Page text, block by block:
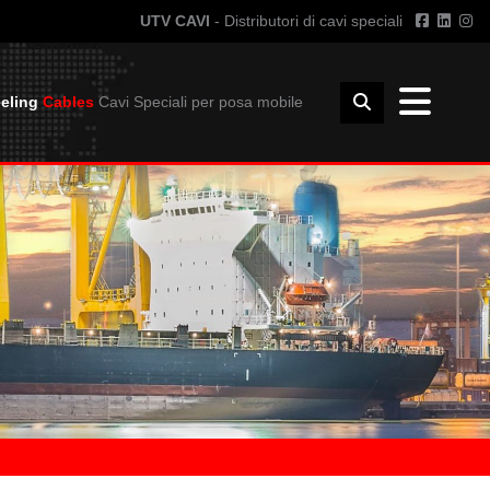
UTV CAVI - Distributori di cavi speciali
GIUNZIONE
INFO TECNICHE
GUIDA ALL'USO DEI CAVI
RAGGIO CURVATURA
INSTALLAZIONE
DIMENSIONI E PESO BOBINE
DOWNLOAD
CATALOGO UTVFLEX
Cables Cavi Speciali per posa mobile